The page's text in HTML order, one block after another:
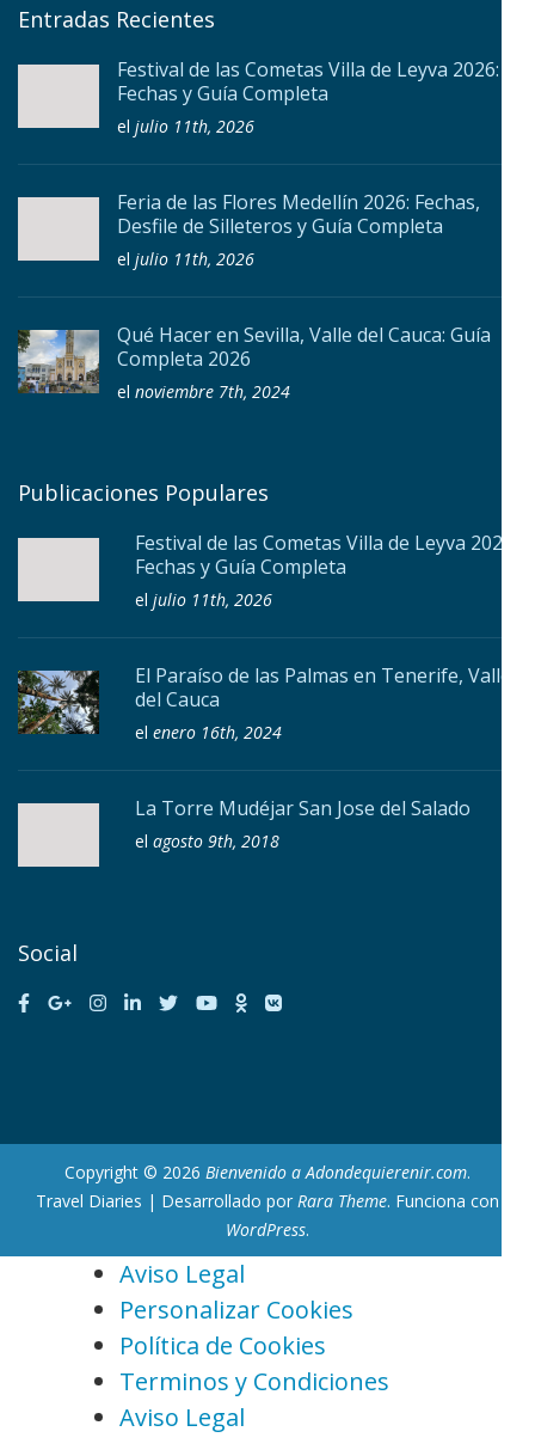
Entradas Recientes
Festival de las Cometas Villa de Leyva 2026:
Fechas y Guía Completa
el julio 11th, 2026
Feria de las Flores Medellín 2026: Fechas,
Desfile de Silleteros y Guía Completa
el julio 11th, 2026
Qué Hacer en Sevilla, Valle del Cauca: Guía
Completa 2026
el noviembre 7th, 2024
Publicaciones Populares
Festival de las Cometas Villa de Leyva 2026:
Fechas y Guía Completa
el julio 11th, 2026
El Paraíso de las Palmas en Tenerife, Valle
del Cauca
el enero 16th, 2024
La Torre Mudéjar San Jose del Salado
el agosto 9th, 2018
Social
Copyright © 2026 Bienvenido a Adondequierenir.com.
Travel Diaries | Desarrollado por Rara Theme. Funciona con
WordPress.
Aviso Legal
Personalizar Cookies
Política de Cookies
Terminos y Condiciones
Aviso Legal